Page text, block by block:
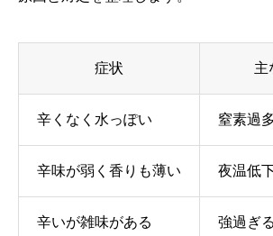
症状 主
辛くなく水っぽい 窒素過
辛味が弱く香りも薄い 夜温低
辛いが雑味がある 強過ぎ